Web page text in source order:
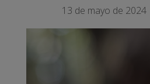
13 de mayo de 2024